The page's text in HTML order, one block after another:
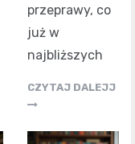
przeprawy, co
już w
najbliższych
CZYTAJ DALEJJ